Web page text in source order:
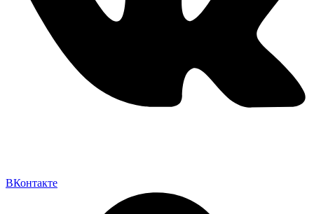
ВКонтакте